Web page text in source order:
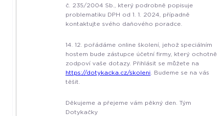
č. 235/2004 Sb., který podrobně popisuje
problematiku DPH od 1. 1. 2024, případně
kontaktujte svého daňového poradce.
14. 12. pořádáme online školení, jehož speciálním
hostem bude zástupce účetní firmy, který ochotně
zodpoví vaše dotazy. Přihlásit se můžete na
https://dotykacka.cz/skoleni . Budeme se na vás
těšit.
Děkujeme a přejeme vám pěkný den. Tým
Dotykačky